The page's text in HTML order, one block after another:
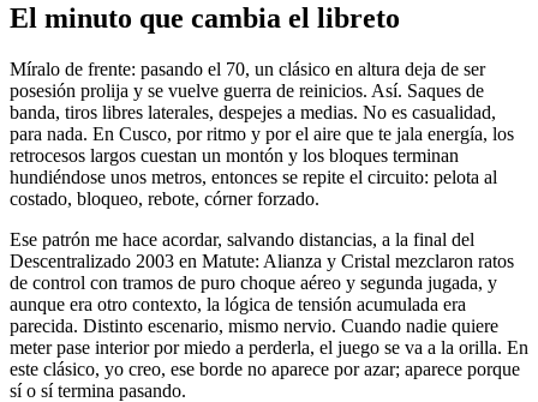
El minuto que cambia el libreto
Míralo de frente: pasando el 70, un clásico en altura deja de ser
posesión prolija y se vuelve guerra de reinicios. Así. Saques de
banda, tiros libres laterales, despejes a medias. No es casualidad,
para nada. En Cusco, por ritmo y por el aire que te jala energía, los
retrocesos largos cuestan un montón y los bloques terminan
hundiéndose unos metros, entonces se repite el circuito: pelota al
costado, bloqueo, rebote, córner forzado.
Ese patrón me hace acordar, salvando distancias, a la final del
Descentralizado 2003 en Matute: Alianza y Cristal mezclaron ratos
de control con tramos de puro choque aéreo y segunda jugada, y
aunque era otro contexto, la lógica de tensión acumulada era
parecida. Distinto escenario, mismo nervio. Cuando nadie quiere
meter pase interior por miedo a perderla, el juego se va a la orilla. En
este clásico, yo creo, ese borde no aparece por azar; aparece porque
sí o sí termina pasando.